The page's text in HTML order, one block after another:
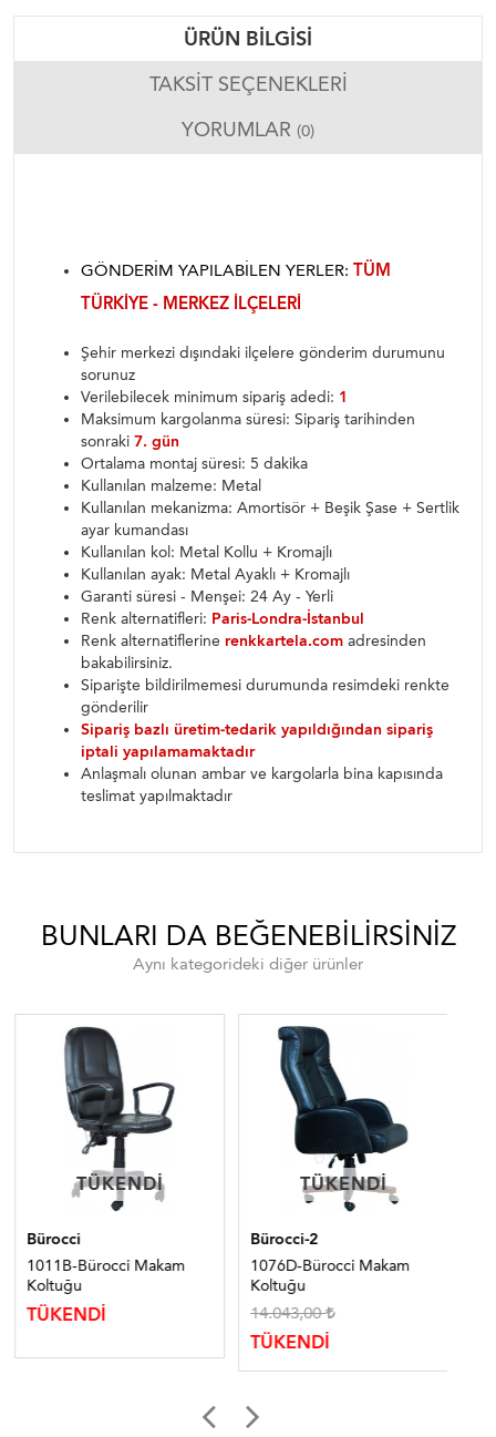
ÜRÜN BILGISI
TAKSIT SEÇENEKLERI
YORUMLAR (0)
GÖNDERIM YAPILABILEN YERLER: TÜM
TÜRKIYE - MERKEZ ILÇELERI
Şehir merkezi dışındaki ilçelere gönderim durumunu
sorunuz
Verilebilecek minimum sipariş adedi: 1
Maksimum kargolanma süresi: Sipariş tarihinden
sonraki 7. gün
Ortalama montaj süresi: 5 dakika
Kullanılan malzeme: Metal
Kullanılan mekanizma: Amortisör + Beşik Şase + Sertlik
ayar kumandası
Kullanılan kol: Metal Kollu + Kromajlı
Kullanılan ayak: Metal Ayaklı + Kromajlı
Garanti süresi - Menşei: 24 Ay - Yerli
Renk alternatifleri: Paris-Londra-İstanbul
Renk alternatiflerine renkkartela.com adresinden
bakabilirsiniz.
Siparişte bildirilmemesi durumunda resimdeki renkte
gönderilir
Sipariş bazlı üretim-tedarik yapıldığından sipariş
iptali yapılamamaktadır
Anlaşmalı olunan ambar ve kargolarla bina kapısında
teslimat yapılmaktadır
BUNLARI DA BEĞENEBILIRSINIZ
Aynı kategorideki diğer ürünler
TÜKENDI
TÜKENDI
Bürocci
1011B-Bürocci Makam
Koltuğu
TÜKENDİ
TÜKENDI
TÜKENDI
Bürocci-2
1076D-Bürocci Makam
Koltuğu
14.043,00
TÜKENDİ